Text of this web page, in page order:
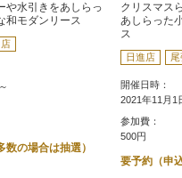
や水引きをあしらっ
和モダンリース
の場合は抽選）
クリスマス
あしらった
ス
日進店
開催日時：
2021年11月1
参加費：
500円
要予約（申